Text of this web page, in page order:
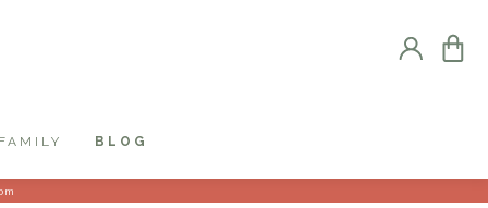
BLOG